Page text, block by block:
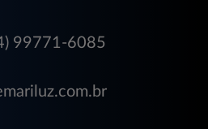
99771-6085